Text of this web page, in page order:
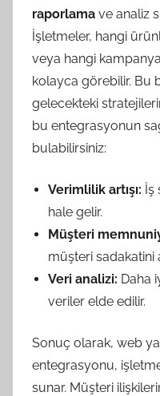
raporlama ve analiz
İşletmeler, hangi
veya hangi
kolayca görebilir. Bu
gelecekteki
bu entegrasyonun
bulabilirsiniz:
Verimlilik artışı: İş
hale gelir.
Müşteri
müşteri sadakatini
Veri analizi: Daha
veriler elde edilir.
Sonuç olarak, web
entegrasyonu,
sunar. Müşteri